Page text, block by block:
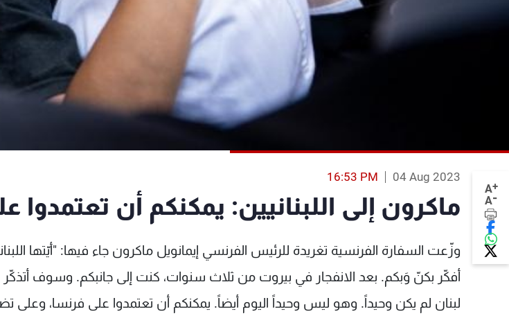
A+
A-
04 Aug 2023
16:53 PM
ماكرون إلى اللبنانيين: يمكنكم أن تعتمدوا
وزّعت السفارة الفرنسية تغريدة للرئيس الفرنسي إيمانويل ماكرون جاء فيها: "أيّتها
أفكّر بكنّ وَبكم. بعد الانفجار في بيروت من ثلاث سنوات، كنت إلى جانبكم. وسوف أتذكّر
لبنان لم يكن وحيداً. وهو ليس وحيداً اليوم أيضاً. يمكنكم أن تعتمدوا على فرنسا، وعلى